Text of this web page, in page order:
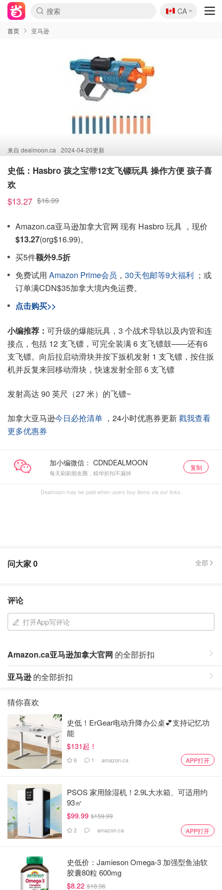
🇨🇦
CA
首页 亚马逊
来自 dealmoon.ca 2024-04-20更新
史低：Hasbro 孩之宝带12支飞镖玩具 操作方便 孩子喜
欢
$13.27 $16.99
Amazon.ca亚马逊加拿大官网 现有 Hasbro 玩具 ，现价
$13.27(org$16.99)。
买5件额外9.5折
免费试用 Amazon Prime会员 ， 30天包邮等9大福利 ；或
订单满CDN$35加拿大境内免运费。
点击购买>>
小编推荐： 可升级的爆能玩具，3 个战术导轨以及内管和连
接点，包括 12 支飞镖，可完全装满 6 支飞镖鼓——还有6
支飞镖。向后拉启动滑块并按下扳机发射 1 支飞镖，按住扳
机并反复来回移动滑块，快速发射全部 6 支飞镖
发射高达 90 英尺（27 米）的飞镖~
加拿大亚马逊今日必抢清单 ，24小时优惠券更新戳我查看
更多优惠券
加小编微信：
每天刷刷朋友圈，精华折扣不漏掉
复制
Dealmoon may be paid when users buy items via our links.
问大家0 全部
评论
打开App写评论
Amazon.ca亚马逊加拿大官网 的全部折扣
亚马逊的全部折扣
猜你喜欢
史低！ErGear电动升降办公桌💕支持记忆功
能
$131起！
6 1 amazon.ca APP打开
PSOS 家用除湿机！2.9L大水箱、可适用约
93㎡
$99.99 $159.99
2 amazon.ca APP打开
史低价：Jamieson Omega-3 加强型鱼油软
胶囊80粒 600mg
$8.22 $18.36